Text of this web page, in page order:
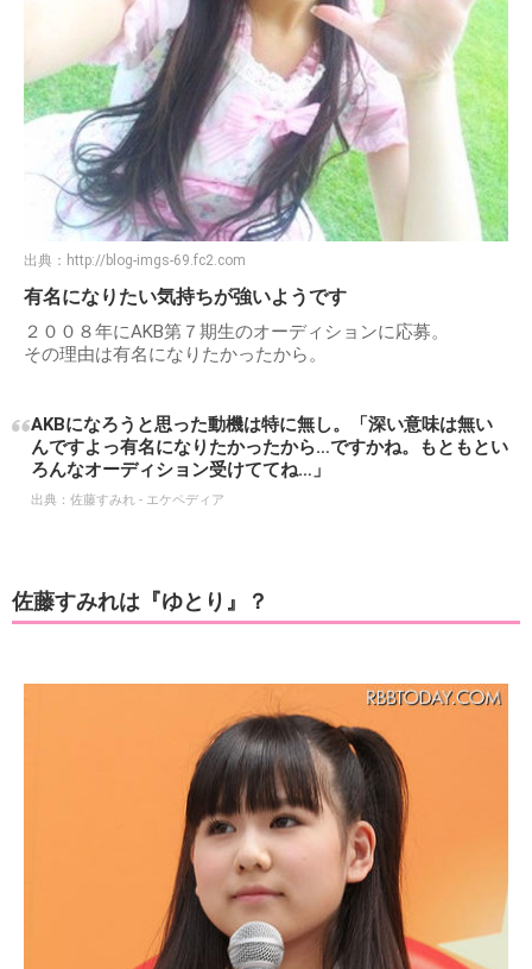
出典： http://blog-imgs-69.fc2.com
有名になりたい気持ちが強いようです
２００８年にAKB第７期生のオーディションに応募。
その理由は有名になりたかったから。
AKBになろうと思った動機は特に無し。「深い意味は無い
んですよっ有名になりたかったから…ですかね。もともとい
ろんなオーディション受けててね…」
出典： 佐藤すみれ - エケペディア
佐藤すみれは『ゆとり』？